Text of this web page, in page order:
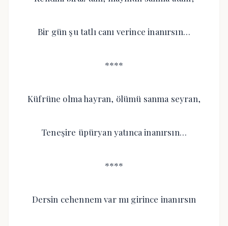
Bir gün şu tatlı canı verince inanırsın…
****
Küfrüne olma hayran, ölümü sanma seyran,
Teneşire üpüryan yatınca inanırsın…
****
Dersin cehennem var mı girince inanırsın